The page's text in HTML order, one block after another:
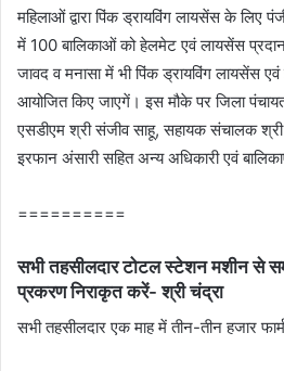
महिलाओं द्वारा पिंक ड्रायविंग लायसेंस के लिए
में 100 बालिकाओं को हेलमेट एवं लायसेंस
जावद व मनासा में भी पिंक ड्रायविंग लायसेंस
आयोजित किए जाएगें। इस मौके पर जिला
एसडीएम श्री संजीव साहू, सहायक संचालक श्री
इरफान अंसारी सहित अन्‍य अधिकारी एवं
==========
सभी तहसीलदार टोटल स्‍टेशन मशीन से
प्रकरण निराकृत करें- श्री चंद्रा
सभी तहसीलदार एक माह में तीन-तीन हजार